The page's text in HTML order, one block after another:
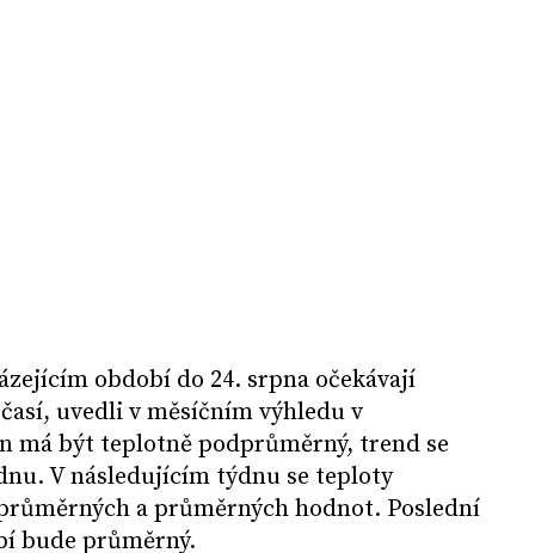
období do 24. srpna očekávají
uvedli v měsíčním výhledu v
má být teplotně podprůměrný, trend se
V následujícím týdnu se teploty
a průměrných hodnot. Poslední
bude průměrný.